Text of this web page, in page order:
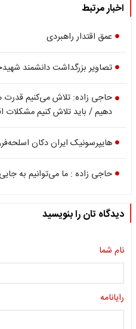
اخبار مرتبط
عمق اقتدار راهبردی
تصاویر بزرگداشت دانشمند
حاجی زاده: تلاش می‌کنیم قدرت
دهیم / باید تلاش کنیم مشکلات
هایپرسونیک ایران دکان
حاجی زاده : ما می‌توانیم به
دیدگاه تان را بنویسید
نام شما
رایانامه